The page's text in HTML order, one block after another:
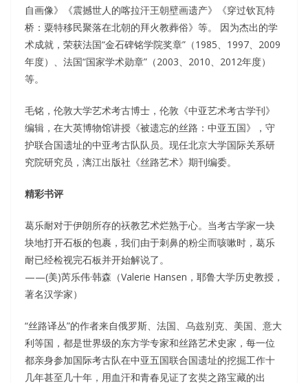
自画像》《震撼世人的喀拉汗王朝壁画遗产》《穿过钦瓦特
桥：粟特移民聚落在北朝的拜火教葬俗》等。 因为杰出的学
术成就，荣获法国“金石碑铭学院奖章”（1985、1997、2009
年度）、法国“国家学术勋章”（2003、2010、2012年度）
等。
毛铭，伦敦大学艺术考古博士，伦敦《中亚艺术考古学刊》
编辑，在大英博物馆讲授《被遗忘的丝路：中亚五国》，守
护联合国遗址的中亚考古队队员。现任北京大学国际关系研
究院研究员，漓江出版社《丝路艺术》期刊编委。
精彩书评
葛乐耐对于伊朗所存的祆教艺术烂熟于心。当考古学家一块
块地打开石板的包裹，我们由于刺鼻的粉尘而咳嗽时，葛乐
耐已经检视完石板并开始解说了。
——(美)芮乐伟·韩森（Valerie Hansen，耶鲁大学历史教授，
著名汉学家）
“丝路译丛”的作者来自俄罗斯、法国、乌兹别克、美国、意大
利等国，都是世界级的东方学专家和丝路艺术史家，每一位
都亲身参加国际考古队在中亚五国联合国遗址的挖掘工作十
几年甚至几十年，用血汗和青春见证了玄奘之路宝藏的出